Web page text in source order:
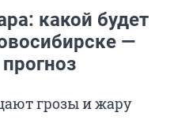
какой будет
—
грозы и жару